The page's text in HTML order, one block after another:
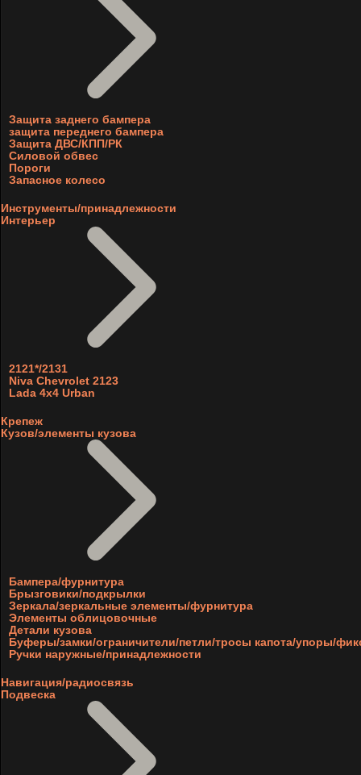
Защита заднего бампера
защита переднего бампера
Защита ДВС/КПП/РК
Силовой обвес
Пороги
Запасное колесо
Инструменты/принадлежности
Интерьер
2121*/2131
Niva Chevrolet 2123
Lada 4x4 Urban
Крепеж
Кузов/элементы кузова
Бампера/фурнитура
Брызговики/подкрылки
Зеркала/зеркальные элементы/фурнитура
Элементы облицовочные
Детали кузова
Буферы/замки/ограничители/петли/тросы капота/упоры/
Ручки наружные/принадлежности
Навигация/радиосвязь
Подвеска